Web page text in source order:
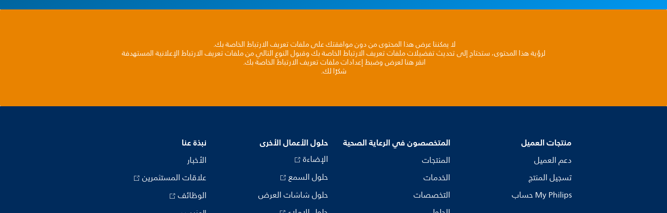
لا يمكننا عرض هذا المحتوى من دون موافقتك على ملفات تعريف الارتباط الخاصة بك.
لرؤية هذا المحتوى، ستحتاج إلى تحديث تفضيلات ملفات تعريف الارتباط الخاصة بك وقبول النوع التالي من ملفات تعريف الارتباط الإعلانية المستهدفة
انقر هنا لعرض وضبط إعدادات ملفات تعريف الارتباط الخاصة بك.
شكرًا لك.
منتجات العميل
دعم العميل
تسجيل المنتج
My Philips حساب
المتخصصون في الرعاية الصحية
المنتجات
الخدمات
التخصصات
حلول الأعمال الأخرى
الإضاءة
حلول السمع
حلول شاشات العرض
نبذة عنا
الأخبار
علاقات المستثمرين
الوظائف